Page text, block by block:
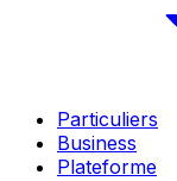
Particuliers
Business
Plateforme